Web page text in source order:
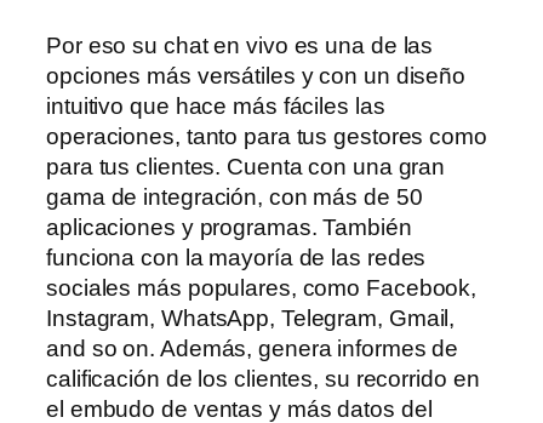
Por eso su chat en vivo es una de las
opciones más versátiles y con un diseño
intuitivo que hace más fáciles las
operaciones, tanto para tus gestores como
para tus clientes. Cuenta con una gran
gama de integración, con más de 50
aplicaciones y programas. También
funciona con la mayoría de las redes
sociales más populares, como Facebook,
Instagram, WhatsApp, Telegram, Gmail,
and so on. Además, genera informes de
calificación de los clientes, su recorrido en
el embudo de ventas y más datos del